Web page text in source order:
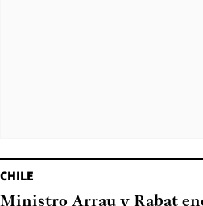
CHILE
Ministro Arrau y Rabat